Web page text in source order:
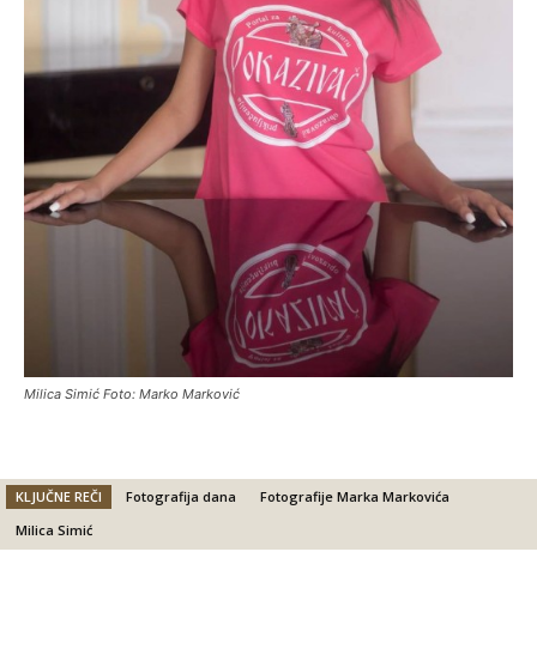
Milica Simić Foto: Marko Marković
KLJUČNE REČI Fotografija dana
Fotografije Marka Markovića
Milica Simić